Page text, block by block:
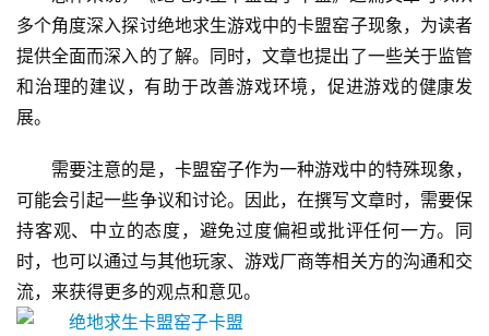
多个角度深入探讨绝地求生游戏中的卡盟窑子现象，为读者
提供全面而深入的了解。同时，文章也提出了一些关于监管
和治理的建议，有助于改善游戏环境，促进游戏的健康发
展。
需要注意的是，卡盟窑子作为一种游戏中的特殊现象，
可能会引起一些争议和讨论。因此，在撰写文章时，需要保
持客观、中立的态度，避免过度偏袒或批评任何一方。同
时，也可以通过与其他玩家、游戏厂商等相关方的沟通和交
流，来获得更多的观点和意见。